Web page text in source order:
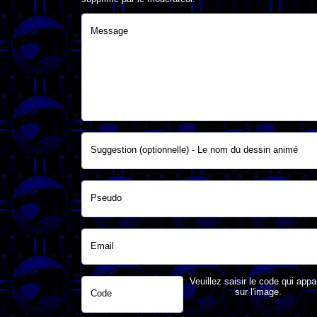
Message
Suggestion (optionnelle) - Le nom du dessin animé
Pseudo
Email
Code
Veuillez saisir le code qui
sur l'image.